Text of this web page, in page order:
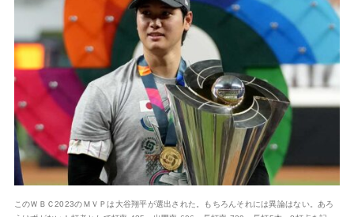
このＷＢＣ2023のＭＶＰは大谷翔平が選出された。もちろんそれには異論はない。あろ